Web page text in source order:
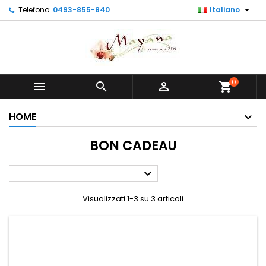
Telefono: 0493-855-840 Italiano 
   shopping_cart0
HOME
BON CADEAU

Visualizzati 1-3 su 3 articoli